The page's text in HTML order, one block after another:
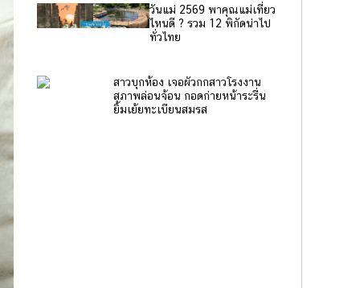
วันแม่ 2569 พาคุณแม่เที่ยว
ไหนดี ? รวม 12 พิกัดน่าไป
ทั่วไทย
สาวบุกห้อง เจอผัวกกสาวโรงงาน
สภาพล่อนจ้อน กอดก่ายหน้าระรื่น
ยิ้มเย้ยทะเบียนสมรส